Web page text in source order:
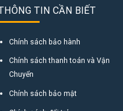
TIN CẦN BIẾT
Chính sách bảo hành
Chính sách thanh toán và Vận
Chuyển
Chính sách bảo mật